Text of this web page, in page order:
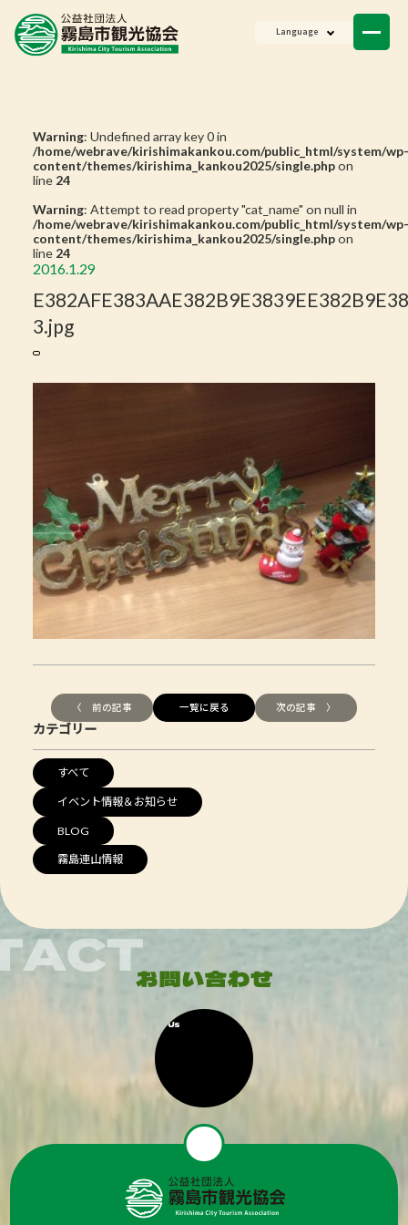
Language
Warning: Undefined array key 0 in
/home/webrave/kirishimakankou.com/public_html/system/wp-
content/themes/kirishima_kankou2025/single.phpon
line 24
Warning: Attempt to read property "cat_name" on null in
/home/webrave/kirishimakankou.com/public_html/system/wp-
content/themes/kirishima_kankou2025/single.phpon
line 24
2016.1.29
3.jpg
〈 前の記事 一覧に戻る 次の記事 〉
カテゴリー
すべて
イベント情報＆お知らせ
BLOG
霧島連山情報